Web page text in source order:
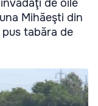
de oile
Mihăeşti din
pus tabăra de